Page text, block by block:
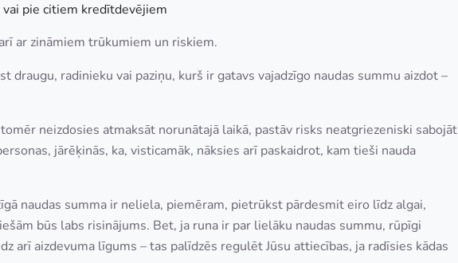
pie citiem kredītdevējiem
ar zināmiem trūkumiem un riskiem.
draugu, radinieku vai paziņu, kurš ir gatavs vajadzīgo naudas summu aizdot –
neizdosies atmaksāt norunātajā laikā, pastāv risks neatgriezeniski sabojāt
jārēķinās, ka, visticamāk, nāksies arī paskaidrot, kam tieši nauda
naudas summa ir neliela, piemēram, pietrūkst pārdesmit eiro līdz algai,
būs labs risinājums. Bet, ja runa ir par lielāku naudas summu, rūpīgi
arī aizdevuma līgums – tas palīdzēs regulēt Jūsu attiecības, ja radīsies kādas